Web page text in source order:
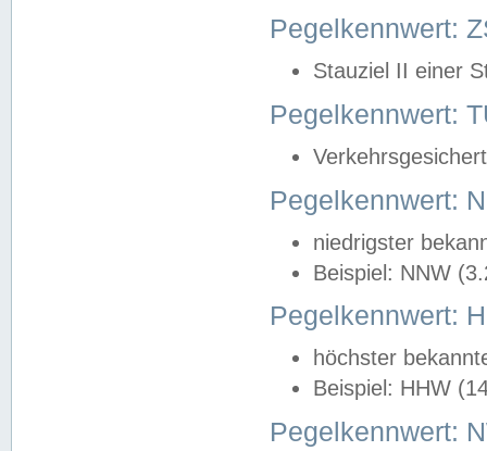
Pegelkennwert:
Stauziel II einer
Pegelkennwert:
Pegelkennwert:
niedrigster
Beispiel: NNW
Pegelkennwert:
höchster
Beispiel: HHW
Pegelkennwert: